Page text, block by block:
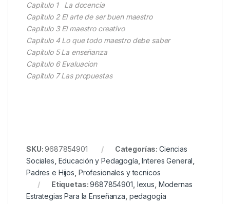
Capitulo 1 La docencia
Capitulo 2 El arte de ser buen maestro
Capitulo 3 El maestro creativo
Capitulo 4 Lo que todo maestro debe saber
Capitulo 5 La enseñanza
Capitulo 6 Evaluacion
Capitulo 7 Las propuestas
SKU:9687854901 Categorías: Ciencias
Sociales Educación y Pedagogía ,Interes General
Padres e Hijos Profesionales y tecnicos
Etiquetas:9687854901 lexus Modernas
Estrategias Para la Enseñanza pedagogia